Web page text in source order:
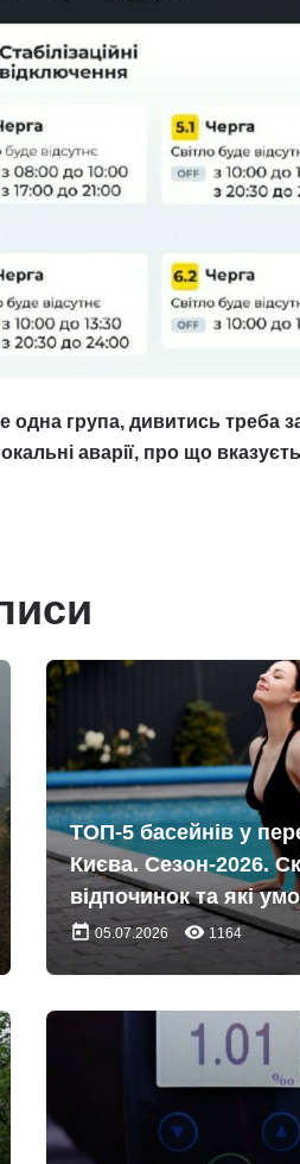
одна група, дивитись треба
аварії, про що
ТОП-5 басейнів у
Києва. Сезон-2026.
відпочинок та які
today05.07.2026 remove_red_eye 1164